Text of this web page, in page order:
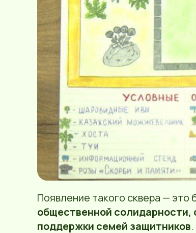
Появление такого сквера —
общественной солидарности,
поддержки семей защитников